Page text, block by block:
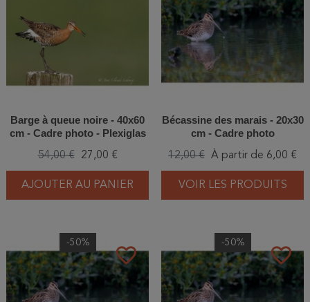
Barge à queue noire - 40x60
cm - Cadre photo - Plexiglas
54,00 € 27,00 €
AJOUTER AU PANIER
Bécassine des marais - 20x30
cm - Cadre photo
12,00 € À partir de 6,00 €
VOIR LES PRODUITS
favorite_border
-50%
favorite_border
-50%